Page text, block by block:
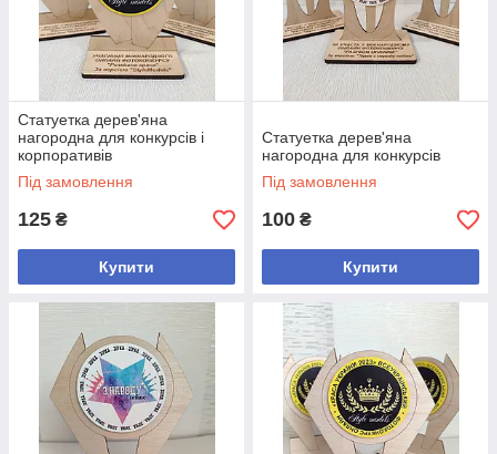
Статуетка дерев'яна
нагородна для конкурсів і
корпоративів
Під замовлення
125 ₴
Купити
Статуетка дерев'яна
нагородна для конкурсів
Під замовлення
100 ₴
Купити